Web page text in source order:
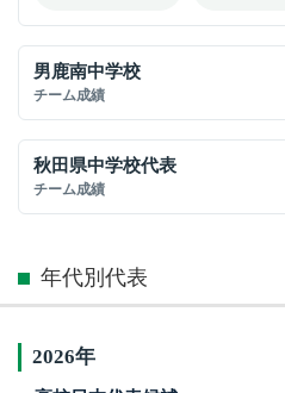
男鹿南中学校
チーム成績
秋田県中学校代表
チーム成績
年代別代表
2026年